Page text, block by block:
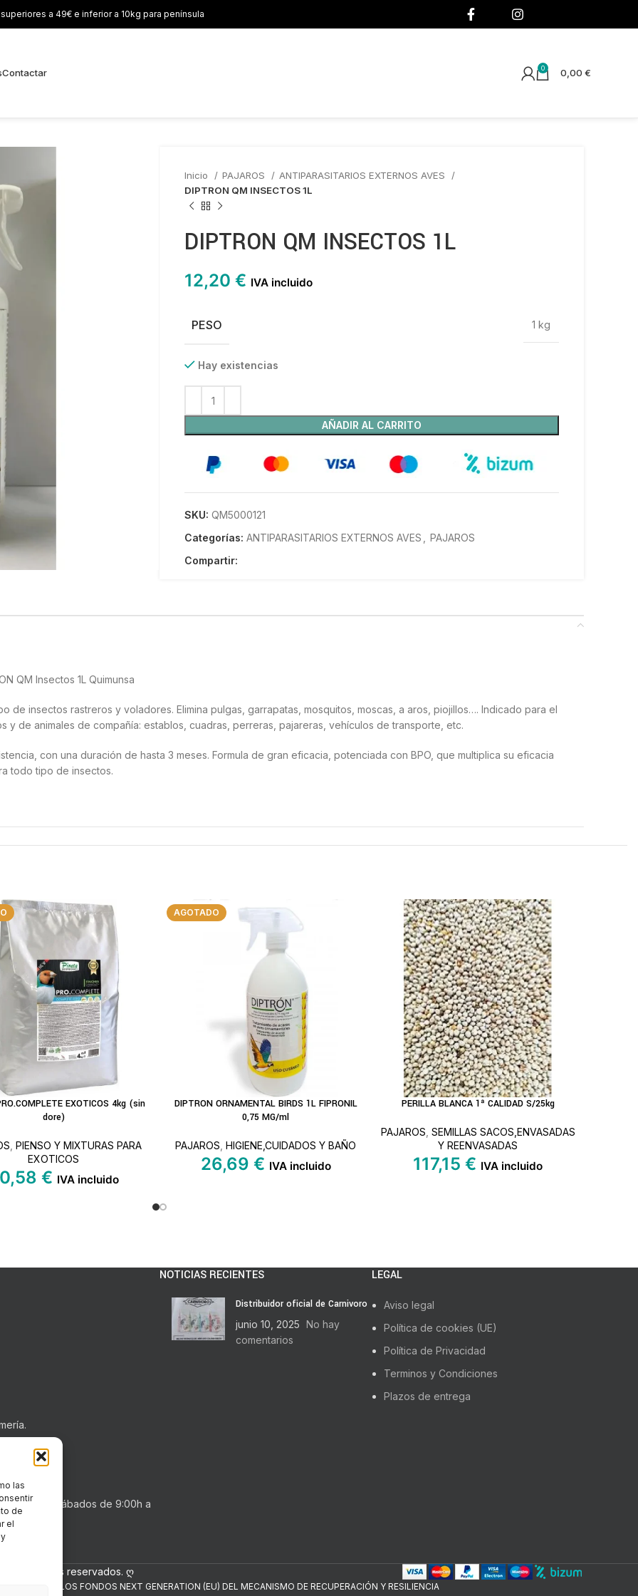
las
de
el
superiores a 49€ e inferior a 10kg para península
Contactar 0 0,00 €
Inicio PAJAROS
ANTIPARASITARIOS EXTERNOS AVES
DIPTRON QM INSECTOS 1L
DIPTRON QM INSECTOS 1L
12,20 € IVA incluido
PESO 1 kg
Hay existencias
AÑADIR AL CARRITO
SKU: QM5000121
Categorías: ANTIPARASITARIOS EXTERNOS AVES
PAJAROS
Compartir:
QM Insectos 1L Quimunsa
de insectos rastreros y voladores. Elimina pulgas, garrapatas, mosquitos, moscas, a aros, piojillos…. Indicado para el
y de animales de compañía: establos, cuadras, perreras, pajareras, vehículos de transporte, etc.
con una duración de hasta 3 meses. Formula de gran eficacia, potenciada con BPO, que multiplica su eficacia
todo tipo de insectos.
LA ETIQUETA.
donde se manipulen, preparen o hayan de servirse o consumirse alimentos. No utilizar en presencia de personas y/o
Evitar el contacto con las superficies tratadas. Mantener el producto en su recipiente original y no reutilizar el
EXOTICOS 4kg (sin
dore)
PIENSO Y MIXTURAS PARA
EXOTICOS
€ IVA incluido
AGOTADO
LEER MÁS
DIPTRON ORNAMENTAL BIRDS 1L FIPRONIL
0,75 MG/ml
PAJAROS HIGIENE,CUIDADOS Y BAÑO
26,69 € IVA incluido
AÑADIR AL CARRITO
PERILLA BLANCA 1ª CALIDAD S/25kg
PAJAROS SEMILLAS SACOS,ENVASADAS
Y REENVASADAS
117,15 € IVA incluido
a 20:30h . Sábados de 9:00h a
NOTICIAS RECIENTES
Distribuidor oficial de Carnivoro
junio 10, 2025 No hay
comentarios
LEGAL
Aviso legal
Política de cookies (UE)
Política de Privacidad
Terminos y Condiciones
Plazos de entrega
los derechos reservados. ღ
POR LOS FONDOS NEXT GENERATION (EU) DEL MECANISMO DE RECUPERACIÓN Y RESILIENCIA